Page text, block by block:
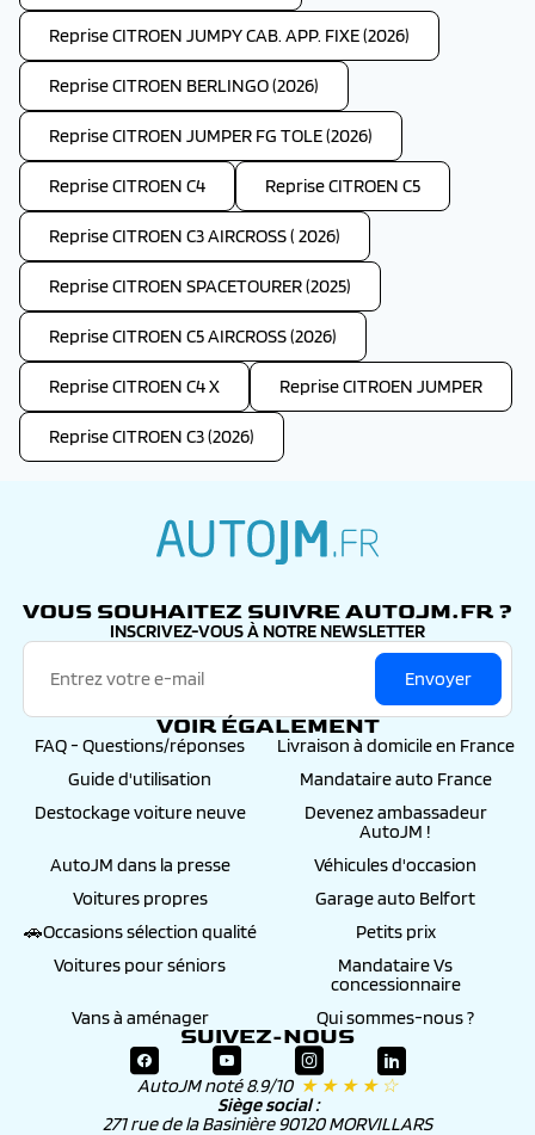
Reprise CITROEN JUMPY CAB. APP. FIXE (2026)
Reprise CITROEN BERLINGO (2026)
Reprise CITROEN JUMPER FG TOLE (2026)
Reprise CITROEN C4 Reprise CITROEN C5
Reprise CITROEN C3 AIRCROSS ( 2026)
Reprise CITROEN SPACETOURER (2025)
Reprise CITROEN C5 AIRCROSS (2026)
Reprise CITROEN C4 X Reprise CITROEN JUMPER
Reprise CITROEN C3 (2026)
VOUS SOUHAITEZ SUIVRE AUTOJM.FR ?
INSCRIVEZ-VOUS À NOTRE NEWSLETTER
Envoyer
VOIR ÉGALEMENT
FAQ - Questions/réponses
Livraison à domicile en France
Guide d'utilisation
Mandataire auto France
Destockage voiture neuve
Devenez ambassadeur
AutoJM !
AutoJM dans la presse
Véhicules d'occasion
Voitures propres
Garage auto Belfort
🚗Occasions sélection qualité
Petits prix
Voitures pour séniors
Mandataire Vs
concessionnaire
Vans à aménager
Qui sommes-nous ?
SUIVEZ-NOUS
AutoJM noté 8.9/10 ★ ★ ★ ★ ☆
Siège social :
271 rue de la Basinière 90120 MORVILLARS